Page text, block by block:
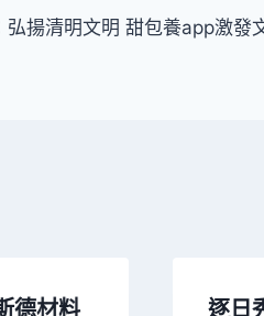
弘揚清明文明 甜包養app激發
德材料 逐日